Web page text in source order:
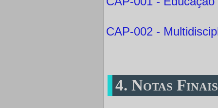
CAP-002 -
4. Notas Finais